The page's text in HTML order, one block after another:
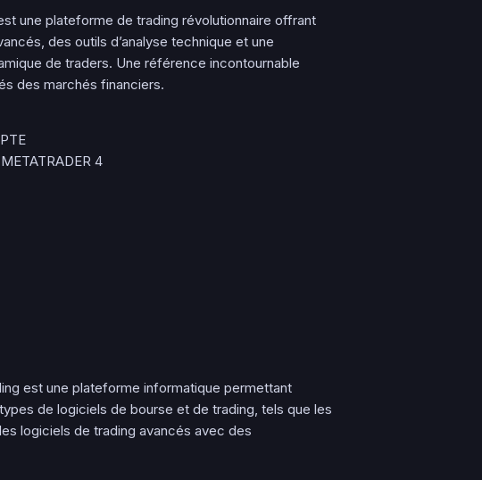
une plateforme de trading révolutionnaire offrant
des outils d’analyse technique et une
de traders. Une référence incontournable
des marchés financiers.
4
est une plateforme informatique permettant
de logiciels de bourse et de trading, tels que les
logiciels de trading avancés avec des